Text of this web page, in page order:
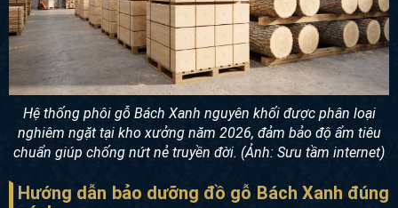
Hệ thống phôi gỗ Bách Xanh nguyên khối được phân loại
nghiêm ngặt tại kho xưởng năm 2026, đảm bảo độ ẩm tiêu
chuẩn giúp chống nứt nẻ truyền đời. (Ảnh: Sưu tầm internet)
Hướng dẫn bảo dưỡng đồ gỗ Bách Xanh đúng